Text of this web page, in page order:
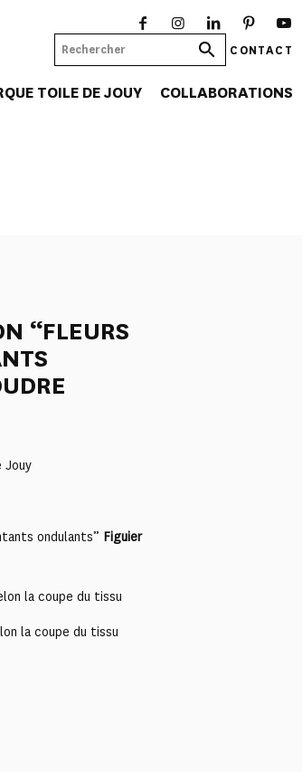
CONTACT
TOILE DE JOUY COLLABORATIONS
“FLEURS
Jouy
ondulants” Figuier
la coupe du tissu
la coupe du tissu